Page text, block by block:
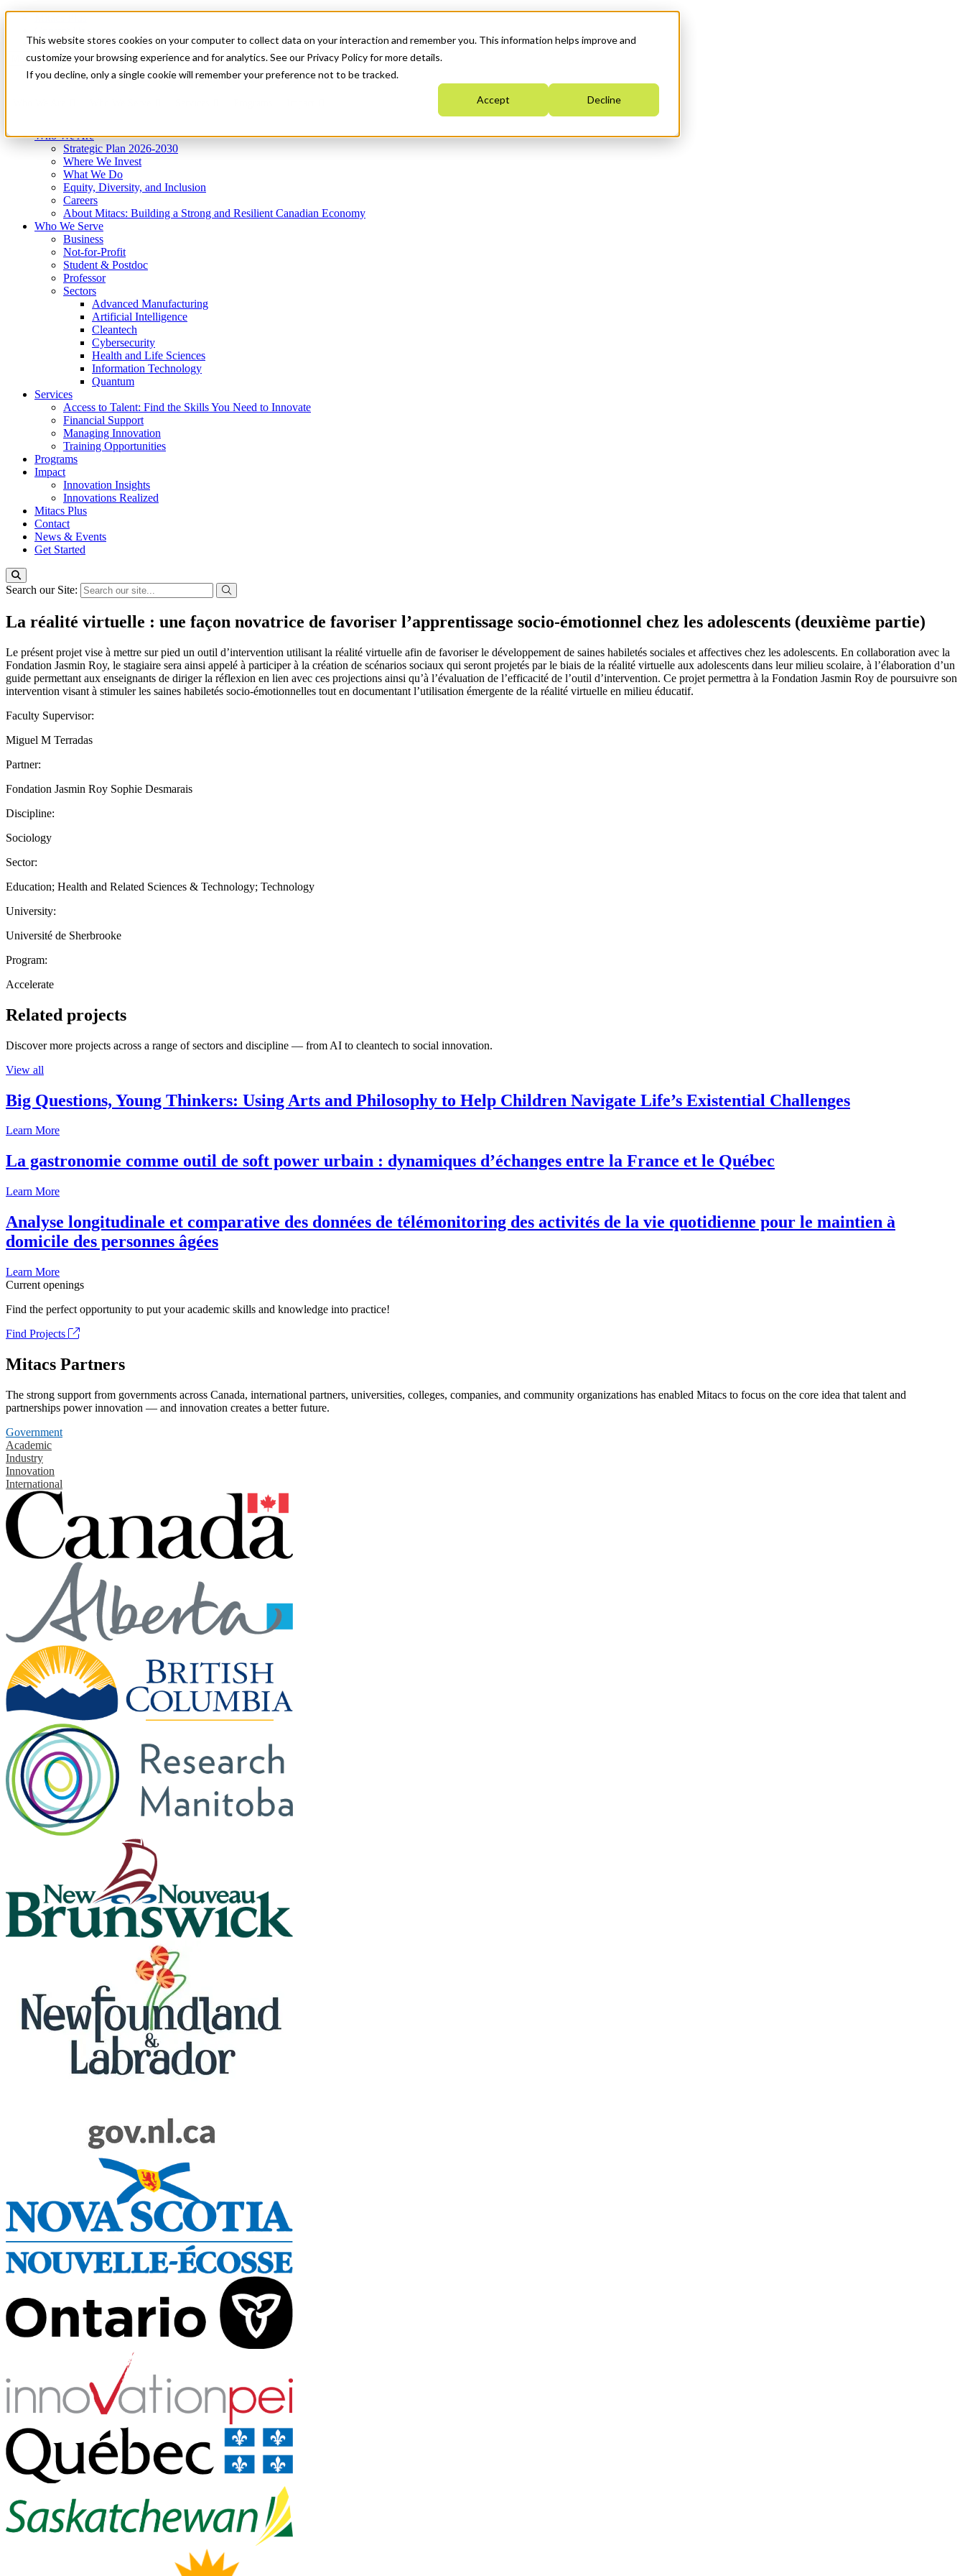
This website stores cookies on your computer to collect data on your interaction and remember you. This information helps improve and
customize your browsing experience and for analytics. See our Privacy Policy for more details.
If you decline, only a single cookie will remember your preference not to be tracked.
Accept Decline
News & Events
Get Started
Menu
Who We Are
Strategic Plan 2026-2030
Where We Invest
What We Do
Equity, Diversity, and Inclusion
Careers
About Mitacs: Building a Strong and Resilient Canadian Economy
Who We Serve
Business
Not-for-Profit
Student & Postdoc
Professor
Sectors
Advanced Manufacturing
Artificial Intelligence
Cleantech
Cybersecurity
Health and Life Sciences
Information Technology
Quantum
Services
Access to Talent: Find the Skills You Need to Innovate
Financial Support
Managing Innovation
Training Opportunities
Programs
Impact
Innovation Insights
Innovations Realized
Mitacs Plus
Contact
News & Events
Get Started
Search our Site:
La réalité virtuelle : une façon novatrice de favoriser l’apprentissage socio-émotionnel chez les adolescents (deuxième partie)
Le présent projet vise à mettre sur pied un outil d’intervention utilisant la réalité virtuelle afin de favoriser le développement de saines habiletés sociales et affectives chez les adolescents. En collaboration avec la
Fondation Jasmin Roy, le stagiaire sera ainsi appelé à participer à la création de scénarios sociaux qui seront projetés par le biais de la réalité virtuelle aux adolescents dans leur milieu scolaire, à l’élaboration d’un
guide permettant aux enseignants de diriger la réflexion en lien avec ces projections ainsi qu’à l’évaluation de l’efficacité de l’outil d’intervention. Ce projet permettra à la Fondation Jasmin Roy de poursuivre son
intervention visant à stimuler les saines habiletés socio-émotionnelles tout en documentant l’utilisation émergente de la réalité virtuelle en milieu éducatif.
Faculty Supervisor:
Miguel M Terradas
Partner:
Fondation Jasmin Roy Sophie Desmarais
Discipline:
Sociology
Sector:
Education; Health and Related Sciences & Technology; Technology
University:
Université de Sherbrooke
Program:
Accelerate
Related projects
Discover more projects across a range of sectors and discipline — from AI to cleantech to social innovation.
View all
Big Questions, Young Thinkers: Using Arts and Philosophy to Help Children Navigate Life’s Existential Challenges
Learn More
La gastronomie comme outil de soft power urbain : dynamiques d’échanges entre la France et le Québec
Learn More
Analyse longitudinale et comparative des données de télémonitoring des activités de la vie quotidienne pour le maintien à
domicile des personnes âgées
Learn More
Current openings
Find the perfect opportunity to put your academic skills and knowledge into practice!
Find Projects
Mitacs Partners
The strong support from governments across Canada, international partners, universities, colleges, companies, and community organizations has enabled Mitacs to focus on the core idea that talent and
partnerships power innovation — and innovation creates a better future.
Government
Academic
Industry
Innovation
International